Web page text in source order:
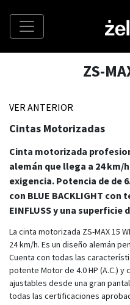
ZS-
VER ANTERIOR
Cintas Motorizadas
Cinta motorizada
alemán que llega a 24 km/
exigencia. Potencia de de
con BLUE BACKLIGHT
EINFLUSS y una superficie
La cinta motorizada ZS-MAX 15
24 km/h. Es un diseño alemán
Cuenta con todas las
potente Motor de 4.0 HP (A.C.)
ajustables desde una gran
todas las certificaciones